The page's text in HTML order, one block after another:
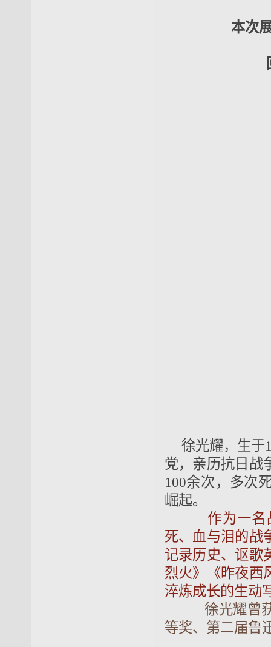
本次
徐光耀，生于
党，亲历抗日战
100余次，多次
崛起。
作为一名
死、血与泪的战
记录历史、讴歌
烈火》《昨夜西
淬炼成长的生动
徐光耀曾
等奖、第二届鲁